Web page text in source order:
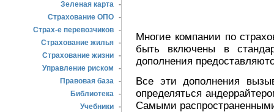
Зеленая карта -
Страхование ОПО -
Страх-е перевозчиков -
Страхование жилья -
Страхование жизни -
Управление риском
-
Правовая база -
Библиотека -
Учебники -
Многие компании по
быть включены в
дополнения
Все эти дополнения
определяться
Самыми